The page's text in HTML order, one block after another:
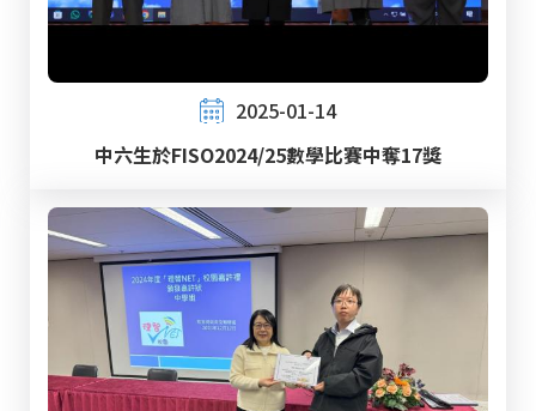
2025-01-14
中六生於FISO2024/25數學比賽中奪17獎